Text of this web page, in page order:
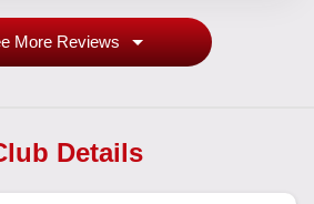
More Reviews
Details